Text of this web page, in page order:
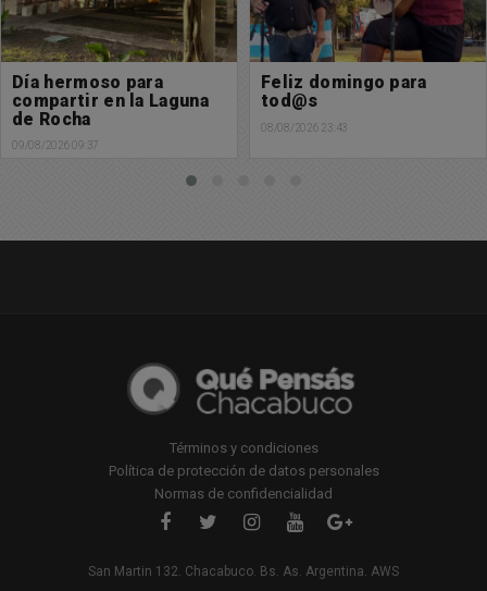
Feliz domingo para
tod@s
08/08/2026 23:43
Les deseamos un
excelente sábado
07/08/2026 23:50
Términos y condiciones
Política de protección de datos personales
Normas de confidencialidad
San Martin 132. Chacabuco. Bs. As. Argentina. AWS